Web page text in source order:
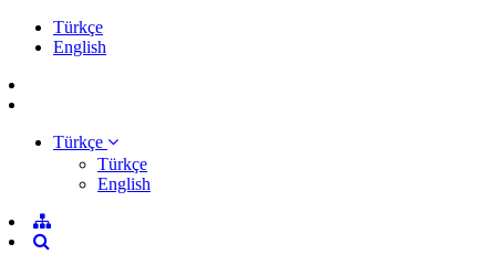
Türkçe
English
Türkçe
Türkçe
English